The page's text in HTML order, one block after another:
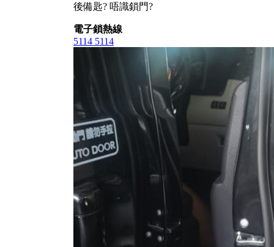
後備匙? 唔識鎖門?
電子鎖熱線
5114 5114